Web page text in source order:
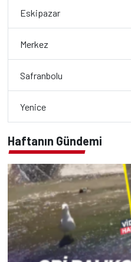
Eskipazar
Merkez
Safranbolu
Yenice
Haftanın Gündemi